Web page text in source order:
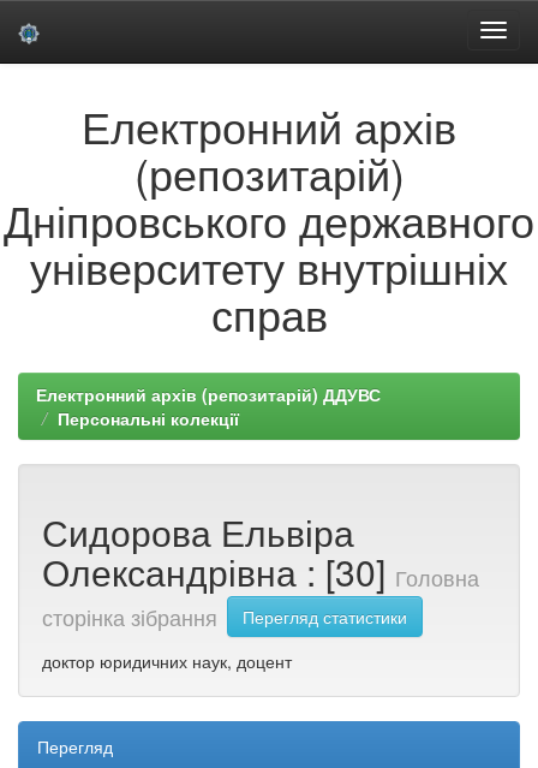
Електронний архів
(репозитарій)
Дніпровського державного
університету внутрішніх
справ
Електронний архів (репозитарій) ДДУВС
Персональні колекції
Сидорова Ельвіра
Олександрівна : [30] Головна
сторінка зібрання
Перегляд статистики
доктор юридичних наук, доцент
Перегляд